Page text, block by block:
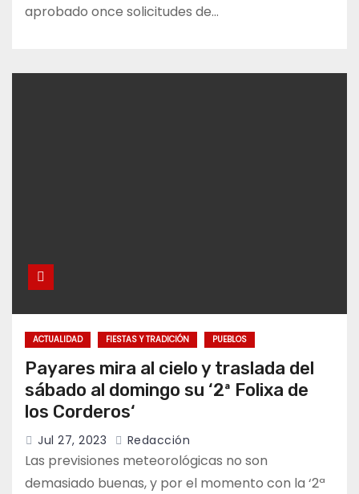
aprobado once solicitudes de…
ACTUALIDAD FIESTAS Y TRADICIÓN PUEBLOS
Payares mira al cielo y traslada del
sábado al domingo su ‘2ª Folixa de
los Corderos‘
Jul 27, 2023 Redacción
Las previsiones meteorológicas no son
demasiado buenas, y por el momento con la ‘2ª